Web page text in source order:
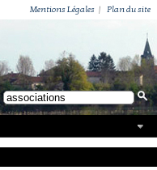
Mentions Légales | Plan du site